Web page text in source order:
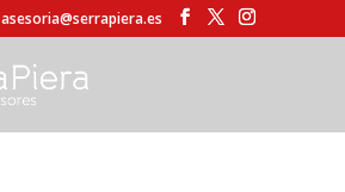
asesoria@serrapiera.es